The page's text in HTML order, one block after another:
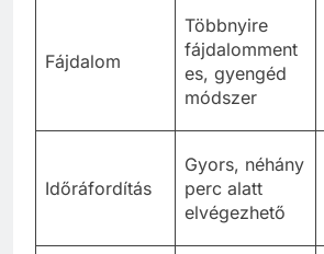
Fájdalom
Többnyire
fájdalomment
es, gyengéd
módszer
Időráfordítás
Gyors, néhány
perc alatt
elvégezhető